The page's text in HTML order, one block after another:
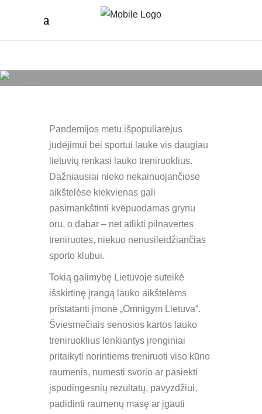
Pandemijos metu išpopuliarėjus
judėjimui bei sportui lauke vis daugiau
lietuvių renkasi lauko treniruoklius.
Dažniausiai nieko nekainuojančiose
aikštelėse kiekvienas gali
pasimankštinti kvėpuodamas grynu
oru, o dabar – net atlikti pilnavertes
treniruotes, niekuo nenusileidžiančias
sporto klubui.
Tokią galimybę Lietuvoje suteikė
išskirtinę įrangą lauko aikštelėms
pristatanti įmonė „Omnigym Lietuva“.
Šviesmečiais senosios kartos lauko
treniruoklius lenkiantys įrenginiai
pritaikyti norintiems treniruoti viso kūno
raumenis, numesti svorio ar pasiekti
įspūdingesnių rezultatų, pavyzdžiui,
padidinti raumenų masę ar įgauti